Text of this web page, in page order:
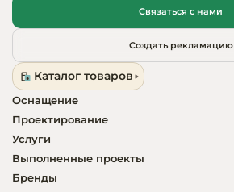
Связаться с нами
Создать рекламацию
Каталог товаров
Оснащение
Проектирование
Услуги
Выполненные проекты
Бренды